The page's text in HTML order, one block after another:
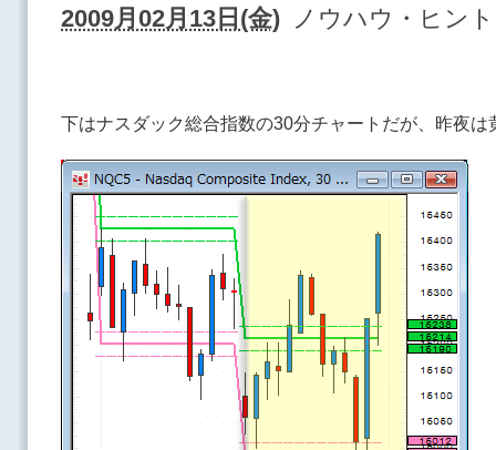
2009月02月13日(金)
ノウハウ・ヒント
下はナスダック総合指数の30分チャートだが、昨夜は